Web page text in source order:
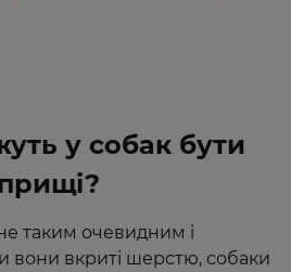
у собак бути
таким очевидним і
вони вкриті шерстю, собаки